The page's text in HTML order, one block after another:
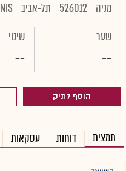
מניה 526012 תל-אביב NIS
שער
--
שינוי
--
הוסף לתיק
תמצית דוחות עסקאות